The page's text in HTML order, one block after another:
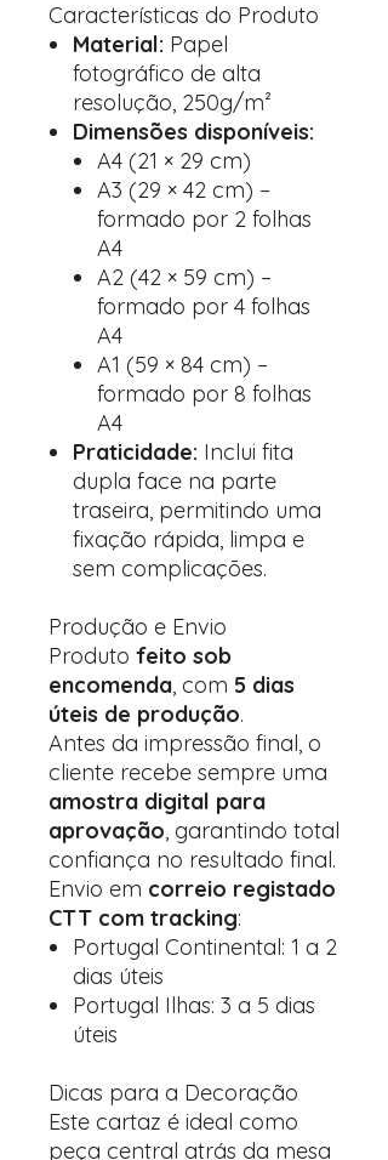
Características do Produto
Material: Papel
fotográfico de alta
resolução, 250g/m²
Dimensões disponíveis:
A4 (21 × 29 cm)
A3 (29 × 42 cm) –
formado por 2 folhas
A4
A2 (42 × 59 cm) –
formado por 4 folhas
A4
A1 (59 × 84 cm) –
formado por 8 folhas
A4
Praticidade: Inclui fita
dupla face na parte
traseira, permitindo uma
fixação rápida, limpa e
sem complicações.
Produção e Envio
Produto feito sob
encomenda, com 5 dias
úteis de produção.
Antes da impressão final, o
cliente recebe sempre uma
amostra digital para
aprovação, garantindo total
confiança no resultado final.
Envio em correio registado
CTT com tracking:
Portugal Continental: 1 a 2
dias úteis
Portugal Ilhas: 3 a 5 dias
úteis
Dicas para a Decoração
Este cartaz é ideal como
peça central atrás da mesa